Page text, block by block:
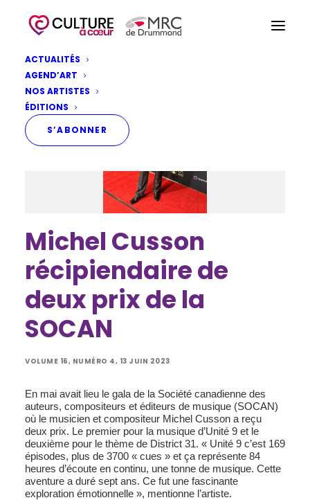
ACTUALITÉS
AGEND’ART
NOS ARTISTES
ÉDITIONS
S’ABONNER
Michel Cusson
récipiendaire de
deux prix de la
SOCAN
VOLUME 16, NUMÉRO 4, 13 JUIN 2023
En mai avait lieu le gala de la Société canadienne des
auteurs, compositeurs et éditeurs de musique (SOCAN)
où le musicien et compositeur Michel Cusson a reçu
deux prix. Le premier pour la musique d’Unité 9 et le
deuxième pour le thème de District 31. « Unité 9 c’est 169
épisodes, plus de 3700 « cues » et ça représente 84
heures d’écoute en continu, une tonne de musique. Cette
aventure a duré sept ans. Ce fut une fascinante
exploration émotionnelle », mentionne l’artiste.